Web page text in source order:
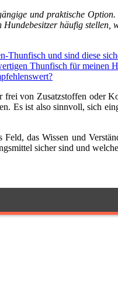
und praktische
häufig stellen,
Thunfisch und sind diese
Thunfisch für meinen
von Zusatzstoffen oder
Es ist also sinnvoll, sich
das Wissen und
sicher sind und